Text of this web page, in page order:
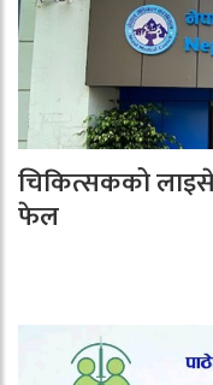
चिकित्सकको
फेल